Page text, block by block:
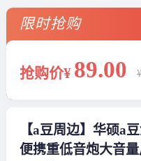
限时抢购
抢购价¥ 89.00
【a豆周边】华硕a
便携重低音炮大音